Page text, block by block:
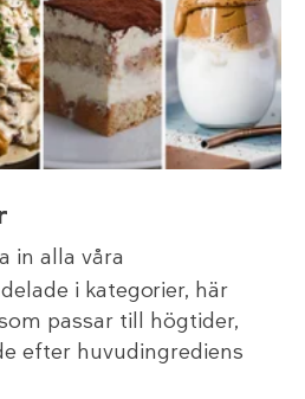
in alla våra
i kategorier, här
passar till högtider,
efter huvudingrediens